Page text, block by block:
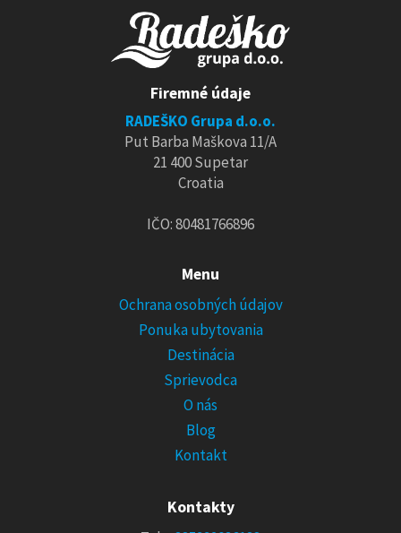
Firemné údaje
RADEŠKO Grupa d.o.o.
Put Barba Maškova 11/A
21 400 Supetar
Croatia
IČO: 80481766896
Menu
Ochrana osobných údajov
Ponuka ubytovania
Destinácia
Sprievodca
O nás
Blog
Kontakt
Kontakty